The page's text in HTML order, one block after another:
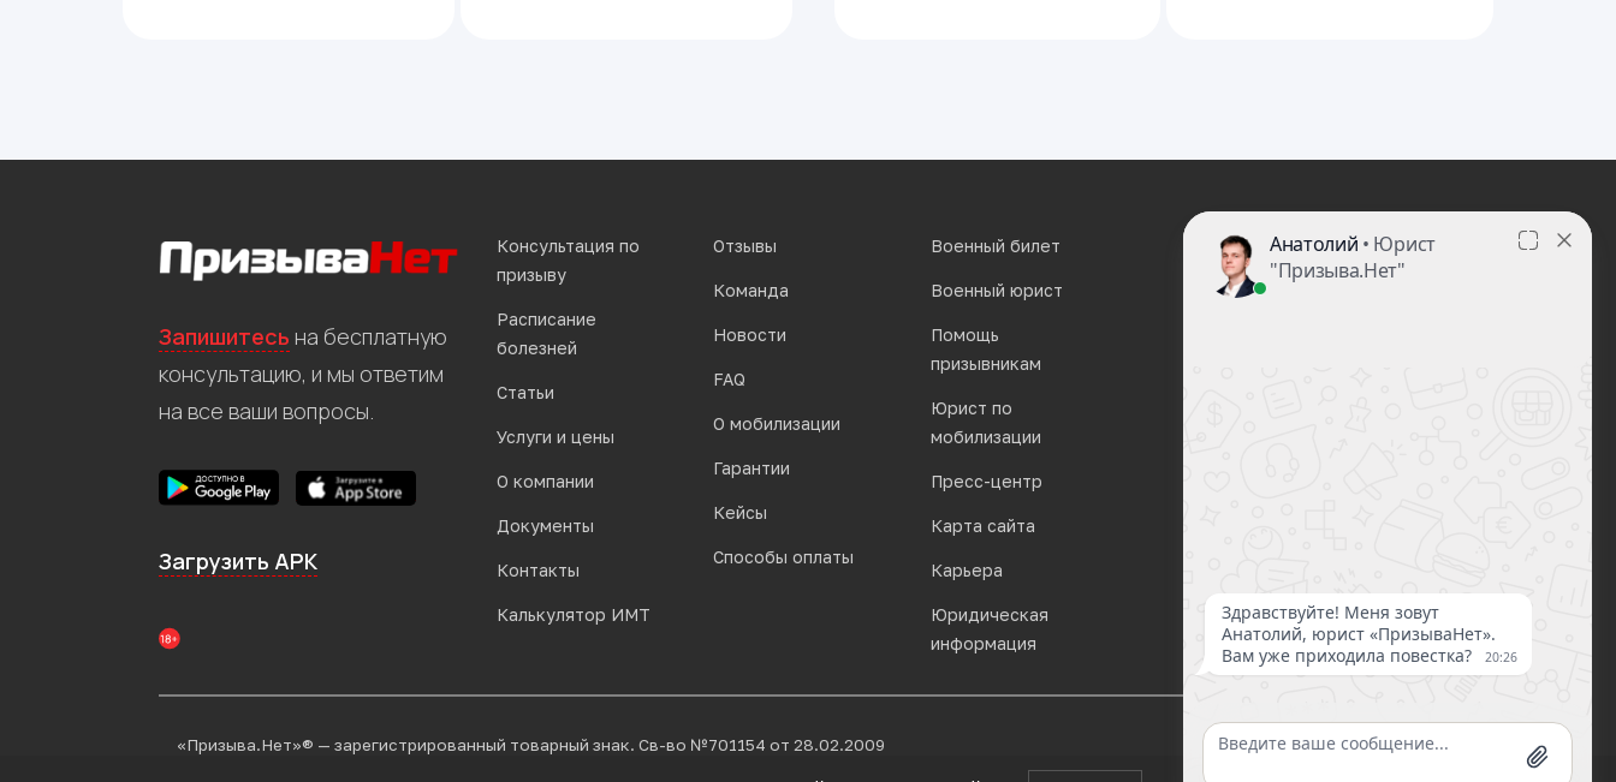
Запишитесь на бесплатную
консультацию, и мы ответим
на все ваши вопросы.
Загрузить APK
Консультация по
призыву
Расписание
болезней
Статьи
Услуги и цены
О компании
Документы
Контакты
Калькулятор ИМТ
Отзывы
Команда
Новости
FAQ
О мобилизации
Гарантии
Кейсы
Способы оплаты
Военный билет
Военный юрист
Помощь
призывникам
Юрист по
мобилизации
Пресс-центр
Карта сайта
Карьера
Юридическая
информация
8 (800) 100-14-61
«Призыва.Нет»® — зарегистрированный товарный знак. Св-во №701154 от 28.02.2009